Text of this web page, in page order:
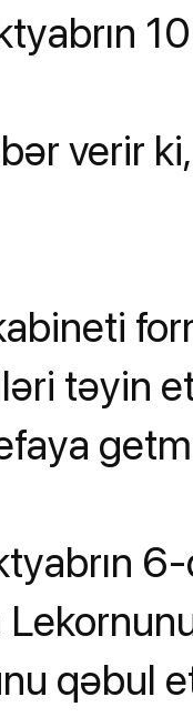
verir
təyin
qəbul